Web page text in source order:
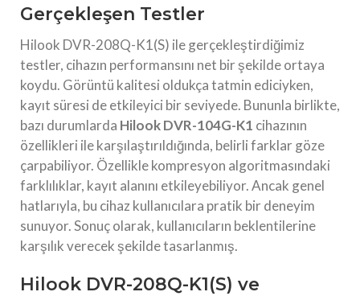
Gerçekleşen Testler
Hilook DVR-208Q-K1(S) ile gerçekleştirdiğimiz
testler, cihazın performansını net bir şekilde ortaya
koydu. Görüntü kalitesi oldukça tatmin ediciyken,
kayıt süresi de etkileyici bir seviyede. Bununla birlikte,
bazı durumlarda Hilook DVR-104G-K1 cihazının
özellikleri ile karşılaştırıldığında, belirli farklar göze
çarpabiliyor. Özellikle kompresyon algoritmasındaki
farklılıklar, kayıt alanını etkileyebiliyor. Ancak genel
hatlarıyla, bu cihaz kullanıcılara pratik bir deneyim
sunuyor. Sonuç olarak, kullanıcıların beklentilerine
karşılık verecek şekilde tasarlanmış.
Hilook DVR-208Q-K1(S) ve